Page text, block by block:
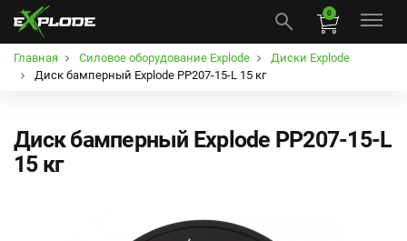
0
Главная Силовое оборудование Explode
Диски Explode
Диск бамперный Explode PP207-15-L 15 кг
Диск бамперный Explode PP207-15-L
15 кг